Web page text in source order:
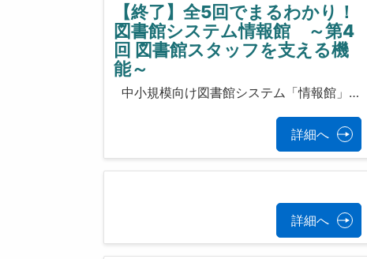
【終了】全5回でまるわかり！
図書館システム情報館 ～第4
回 図書館スタッフを支える機
能～
中小規模向け図書館システム「情報館」…
詳細へ
詳細へ